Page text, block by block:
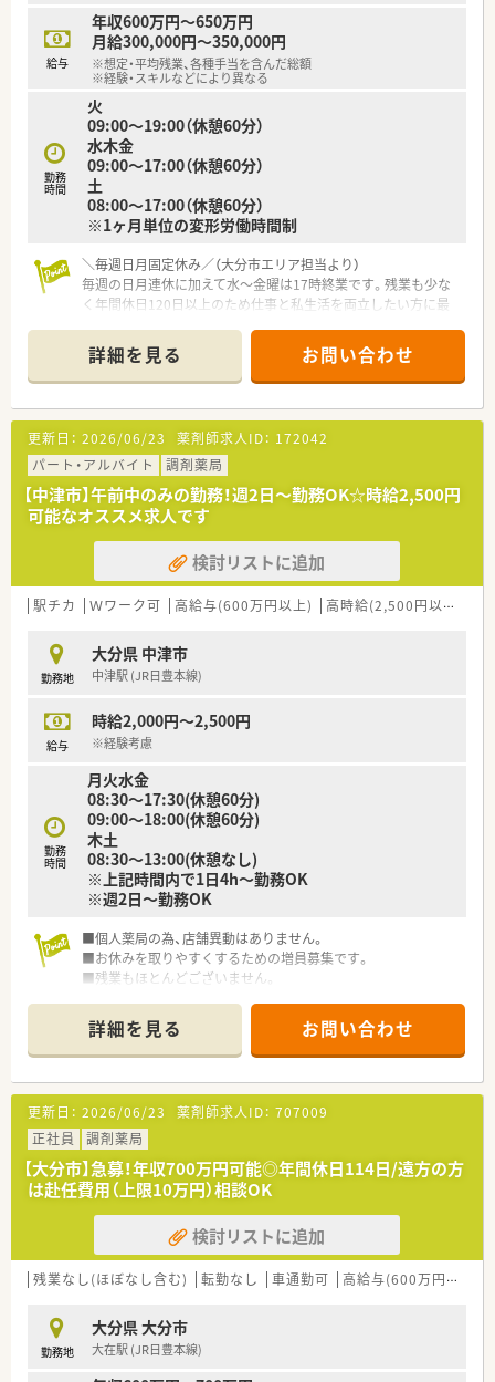
【法人特徴について】
■大手チェーンとは異なる規模だからこそ、一人ひとりの意見が
通りやすく柔軟な意思決定ができる環境です。
■地域密着型の経営を行っており、転勤の心配がないため特定の
■在宅業務にも注力しており、これからの調剤薬局に求められる
先進的な取り組みを積極的に推進する法人です。
【求人情報について】
■雇用形態は正社員としての採用となり、新規開設店舗における
管理薬剤師のポジションを募集しています。
■給与条件は年収600万円から650万円の提示となっており、こ
■各種手当として時間外手当がしっかりと支給されるため、頑張
った分だけ収入に反映される仕組みが整っています。
給与
年収600万円～650万円
月給300,000円～350,000円
※想定・平均残業、各種手当を含んだ総額
※経験・スキルなどにより異なる
勤務
時間
火
09:00～19:00（休憩60分）
水木金
09:00～17:00（休憩60分）
土
08:00～17:00（休憩60分）
※1ヶ月単位の変形労働時間制
＼毎週日月固定休み／（大分市エリア担当より）
毎週の日月連休に加えて水〜金曜は17時終業です。残業も少な
く年間休日120日以上のため仕事と私生活を両立したい方に最
＊------------------------------------------＊
【店舗情報と応需状況について】
■JR日豊本線の西大分駅から車で5分の場所に位置しておりマ
イカーでの通勤が大変便利です。
■応需科目は心療内科メインで1日あたり約70枚の処方箋を受
理しており落ち着いて対応できます。
■体制は常勤薬剤師2名と調剤事務3名が在籍しており連携しな
がら業務を進められる環境です。
【募集背景と求める人物像について】
■今回は店舗の体制強化と欠員補充に伴う募集であり管理薬剤
師として活躍できる方を急募しています。
■調剤業務や服薬指導に対して誠実に向き合い患者様へ親身な
■心療内科の調剤経験がある方はもちろん未経験やブランクの
ある方も意欲があればご相談可能です。
■東証プライム上場企業グループの安定した経営基盤のもとで
全国展開を行っている調剤薬局です。
業務に集中できる環境を整えています。
■予防医療講座の開催や学会発表など地域医療への貢献と質の
高い調剤業務の推進に注力しています。
【求人情報について】
■想定年収は600万〜650万円となっておりこれまでの実務経験
やスキルを十分に考慮し決定します。
舗のマネジメントにも携われます。
■昇給は年1回で賞与は年2回支給されるほか各種手当や退職金
制度なども充実している求人です。
詳細を見る お問い合わせ
更新日： 2026/06/23 薬剤師求人ID： 172042
パート・アルバイト
調剤薬局
【中津市】午前中のみの勤務！週2日～勤務OK☆時給2,500円
可能なオススメ求人です
検討リストに追加
駅チカ Ｗワーク可 高給与(600万円以上) 高時給(2,500円以上)
勤務地
大分県 中津市
中津駅 (JR日豊本線)
給与
時給2,000円～2,500円
※経験考慮
勤務
時間
月火水金
08:30～17:30(休憩60分)
09:00～18:00(休憩60分)
木土
08:30～13:00(休憩なし)
※上記時間内で1日4h～勤務OK
※週2日～勤務OK
■個人薬局の為、店舗異動はありません。
■お休みを取りやすくするための増員募集です。
■残業もほとんどございません。
詳細を見る お問い合わせ
更新日： 2026/06/23 薬剤師求人ID： 707009
正社員
調剤薬局
【大分市】急募！年収700万円可能◎年間休日114日/遠方の方
は赴任費用（上限10万円）相談OK
検討リストに追加
残業なし(ほぼなし含む) 転勤なし 車通勤可 高給与(600万円以上)
勤務地
大分県 大分市
大在駅 (JR日豊本線)